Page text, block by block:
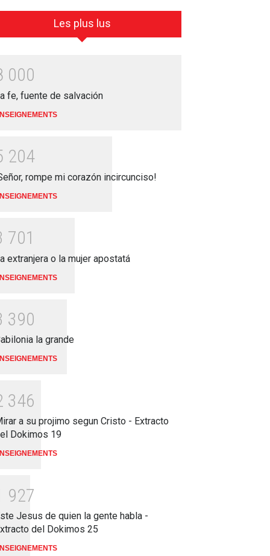
Les plus lus
000
fe, fuente de salvación
204
rompe mi corazón incircunciso!
701
extranjera o la mujer apostatá
390
la grande
346
a su projimo segun Cristo - Extracto
Dokimos 19
927
Jesus de quien la gente habla -
del Dokimos 25